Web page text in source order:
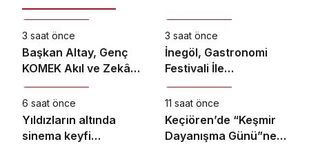
Kültür & Sanat
3 saat önce
Başkan Altay, Genç
KOMEK Akıl ve Zekâ
Oyunları’nın Final
Turunda Öğrencilerin
Heyecanını Paylaştı
3 saat önce
İnegöl, Gastronomi
Festivali İle
Lezzetlerini Vitrine
Çıkarıyor
6 saat önce
Yıldızların altında
sinema keyfi
11 saat önce
Keçiören’de “Keşmir
Dayanışma Günü”ne